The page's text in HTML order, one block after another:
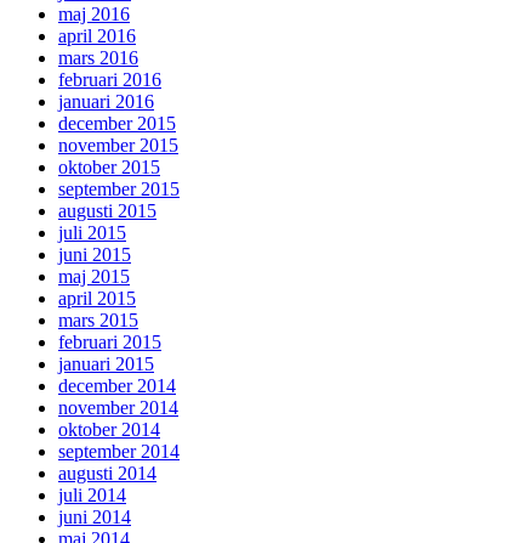
maj 2016
april 2016
mars 2016
februari 2016
januari 2016
december 2015
november 2015
oktober 2015
september 2015
augusti 2015
juli 2015
juni 2015
maj 2015
april 2015
mars 2015
februari 2015
januari 2015
december 2014
november 2014
oktober 2014
september 2014
augusti 2014
juli 2014
juni 2014